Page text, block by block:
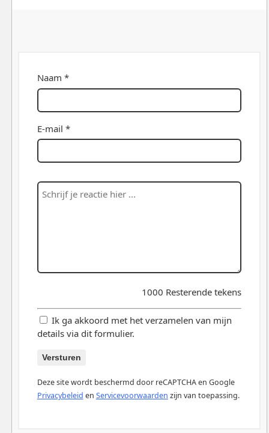
Naam *
E-mail *
1000 Resterende tekens
Ik ga akkoord met het verzamelen van mijn
details via dit formulier.
Versturen
Deze site wordt beschermd door reCAPTCHA en Google
Privacybeleid en Servicevoorwaarden zijn van toepassing.